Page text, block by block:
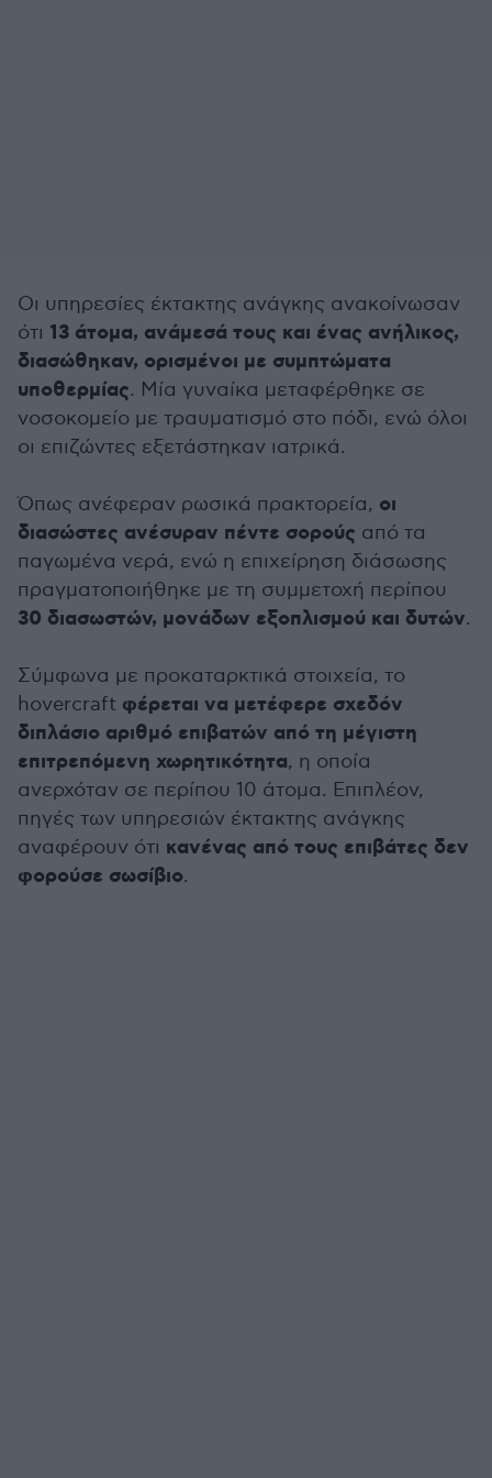
Οι υπηρεσίες έκτακτης ανάγκης ανακοίνωσαν
ότι 13 άτομα, ανάμεσά τους και ένας ανήλικος,
διασώθηκαν, ορισμένοι με συμπτώματα
υποθερμίας. Μία γυναίκα μεταφέρθηκε σε
νοσοκομείο με τραυματισμό στο πόδι, ενώ όλοι
οι επιζώντες εξετάστηκαν ιατρικά.
Όπως ανέφεραν ρωσικά πρακτορεία, οι
διασώστες ανέσυραν πέντε σορούς από τα
παγωμένα νερά, ενώ η επιχείρηση διάσωσης
πραγματοποιήθηκε με τη συμμετοχή περίπου
30 διασωστών, μονάδων εξοπλισμού και δυτών.
Σύμφωνα με προκαταρκτικά στοιχεία, το
hovercraft φέρεται να μετέφερε σχεδόν
διπλάσιο αριθμό επιβατών από τη μέγιστη
επιτρεπόμενη χωρητικότητα, η οποία
ανερχόταν σε περίπου 10 άτομα. Επιπλέον,
πηγές των υπηρεσιών έκτακτης ανάγκης
αναφέρουν ότι κανένας από τους επιβάτες δεν
φορούσε σωσίβιο.